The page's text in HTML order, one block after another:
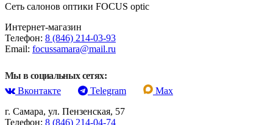
Сеть салонов оптики FOCUS optic
Интернет-магазин
Телефон: 8 (846) 214-03-93
Email: focussamara@mail.ru
Мы в социальных сетях:
Вконтакте
Telegram
Max
г. Самара, ул. Пензенская, 57
Телефон: 8 (846) 214-04-74